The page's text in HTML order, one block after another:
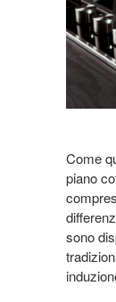
Come
piano
sono